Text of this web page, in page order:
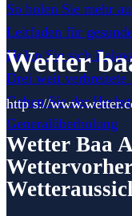
So holen Sie mehr
Leitfaden für
Holen Sie sich
Drei weit verbreitete
Geben Sie der
Generalüberholung
Wetter
http s://
Wetter Baa